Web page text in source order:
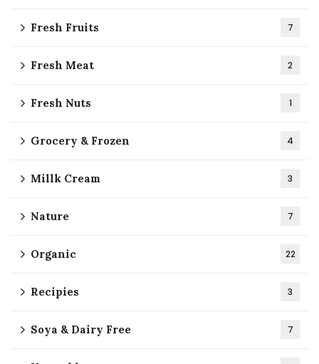
Fresh Fruits 7
Fresh Meat 2
Fresh Nuts 1
Grocery & Frozen 4
Millk Cream 3
Nature 7
Organic 22
Recipies 3
Soya & Dairy Free 7